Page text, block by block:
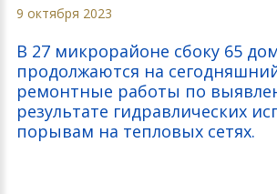
9 октября 2023
В 27 микрорайоне сбоку 65
продолжаются на
ремонтные работы по
результате гидравлических
порывам на тепловых сетях.